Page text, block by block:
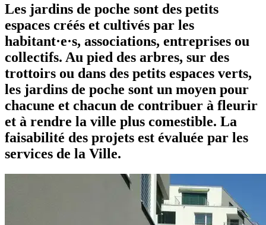
Les jardins de poche sont des petits
espaces créés et cultivés par les
habitant·e·s, associations, entreprises ou
collectifs. Au pied des arbres, sur des
trottoirs ou dans des petits espaces verts,
les jardins de poche sont un moyen pour
chacune et chacun de contribuer à fleurir
et à rendre la ville plus comestible. La
faisabilité des projets est évaluée par les
services de la Ville.